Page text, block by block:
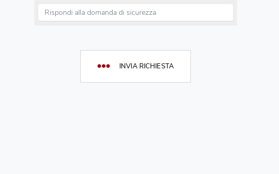
INVIA RICHIESTA